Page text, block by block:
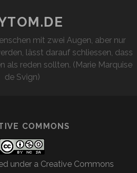
mit zwei Augen, aber nur
lässt darauf schliessen, dass
als reden sollten. (Marie Marquise
de Svign)
COMMONS
under a Creative Commons